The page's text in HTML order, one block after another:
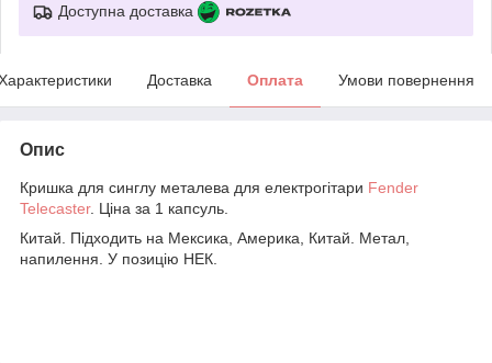
Доступна доставка
Доставка Оплата Умови повернення
Опис
Кришка для синглу металева для електрогітари Fender
Telecaster. Ціна за 1 капсуль.
Китай. Підходить на Мексика, Америка, Китай. Метал,
напилення. У позицію НЕК.